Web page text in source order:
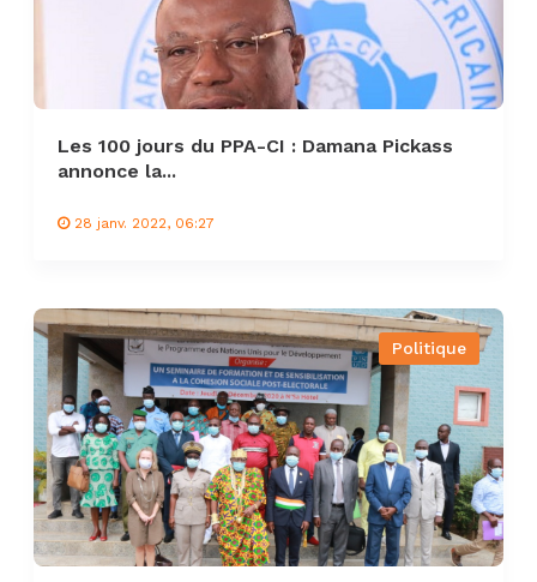
Les 100 jours du PPA-CI : Damana Pickass
annonce la...
28 janv. 2022, 06:27
Politique